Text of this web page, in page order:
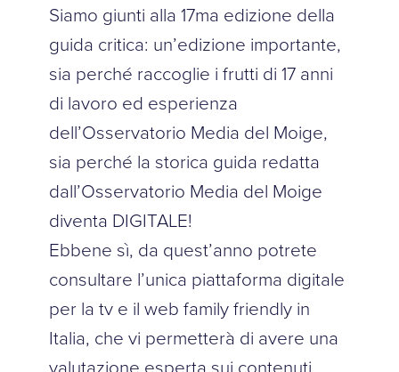
Siamo giunti alla 17ma edizione della
guida critica: un’edizione importante,
sia perché raccoglie i frutti di 17 anni
di lavoro ed esperienza
dell’Osservatorio Media del Moige,
sia perché la storica guida redatta
dall’Osservatorio Media del Moige
diventa DIGITALE!
Ebbene sì, da quest’anno potrete
consultare l’unica piattaforma digitale
per la tv e il web family friendly in
Italia, che vi permetterà di avere una